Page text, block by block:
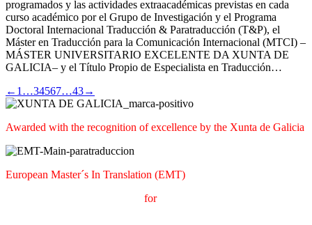
programados y las actividades extraacadémicas previstas en cada
curso académico por el Grupo de Investigación y el Programa
Doctoral Internacional Traducción & Paratraducción (T&P), el
Máster en Traducción para la Comunicación Internacional (MTCI) –
MÁSTER UNIVERSITARIO EXCELENTE DA XUNTA DE
GALICIA– y el Título Propio de Especialista en Traducción…
← 1 …34567…43→
Awarded with the recognition of excellence by the Xunta de Galicia
European Master´s In Translation (EMT)
forInternational